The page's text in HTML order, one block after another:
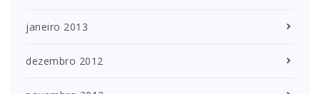
janeiro 2013
dezembro 2012